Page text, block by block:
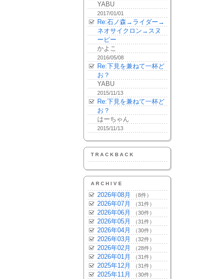
YABU
2017/01/01
Re:石ノ森→ライダー→
ネオサイクロン→スヌ
ーピー
かよこ
2016/05/08
Re:下見を兼ねて一杯ど
お？
YABU
2015/11/13
Re:下見を兼ねて一杯ど
お？
はーちゃん
2015/11/13
TRACKBACK
ARCHIVE
2026年08月 （8件）
2026年07月 （31件）
2026年06月 （30件）
2026年05月 （31件）
2026年04月 （30件）
2026年03月 （32件）
2026年02月 （28件）
2026年01月 （31件）
2025年12月 （31件）
2025年11月 （30件）